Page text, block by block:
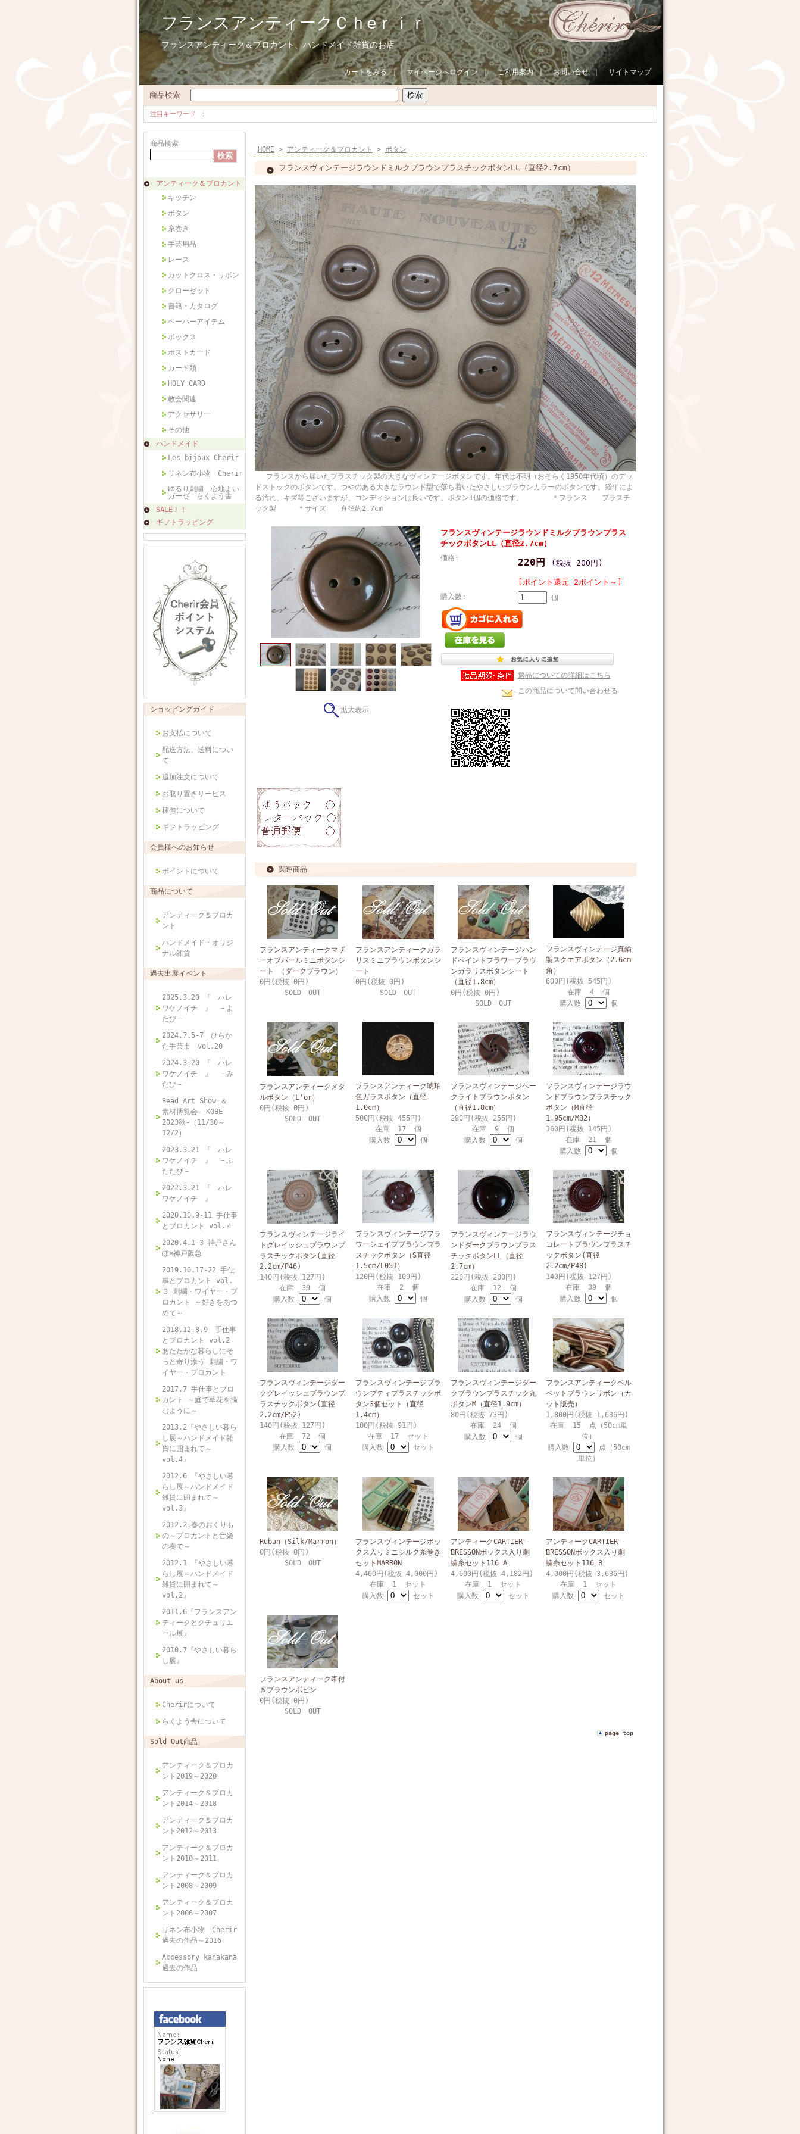
フランスアンティークＣｈeｒｉｒ
フランスアンティーク＆ブロカント、ハンドメイド雑貨のお店
カートをみる｜ マイページへログイン｜ ご利用案内｜ お問い合せ｜ サイトマップ
商品検索
注目キーワード
商品検索
アンティーク＆ブロカント
キッチン
ボタン
糸巻き
手芸用品
レース
カットクロス・リボン
クローゼット
書籍・カタログ
ペーパーアイテム
ボックス
ポストカード
カード類
HOLY CARD
教会関連
アクセサリー
その他
ハンドメイド
Les bijoux Cherir
リネン布小物 Cherir
ゆるり刺繍 心地よい
ガーゼ らくよう舎
SALE！！
ギフトラッピング
ショッピングガイド
お支払について
配送方法、送料につい
て
追加注文について
お取り置きサービス
梱包について
ギフトラッピング
会員様へのお知らせ
ポイントについて
商品について
アンティーク＆ブロカ
ント
ハンドメイド・オリジ
ナル雑貨
過去出展イベント
2025.3.20 『 ハレ
ワケノイチ 』 －よ
たび－
2024.7.5-7 ひらか
た手芸市 vol.20
2024.3.20 『 ハレ
ワケノイチ 』 －み
たび－
Bead Art Show ＆
素材博覧会 -KOBE
2023秋-（11/30～
12/2）
2023.3.21 『 ハレ
ワケノイチ 』 －ふ
たたび－
2022.3.21 『 ハレ
ワケノイチ 』
2020.10.9-11 手仕事
とブロカント vol.４
2020.4.1-3 神戸さん
ぽ×神戸阪急
2019.10.17-22 手仕
事とブロカント vol.
３ 刺繍・ワイヤー・ブ
ロカント ～好きをあつ
めて～
2018.12.8.9 手仕事
とブロカント vol.2
あたたかな暮らしにそ
っと寄り添う 刺繍・ワ
イヤー・ブロカント
2017.7 手仕事とブロ
カント ～庭で草花を摘
むように～
2013.2『やさしい暮ら
し展～ハンドメイド雑
貨に囲まれて～
vol.4』
2012.6 『やさしい暮
らし展～ハンドメイド
雑貨に囲まれて～
vol.3』
2012.2.春のおくりも
の～ブロカントと音楽
の奏で～
2012.1 『やさしい暮
らし展～ハンドメイド
雑貨に囲まれて～
vol.2』
2011.6『フランスアン
ティークとクチュリエ
ール展』
2010.7『やさしい暮ら
し展』
About us
Cherirについて
らくよう舎について
Sold Out商品
アンティーク＆ブロカ
ント2019～2020
アンティーク＆ブロカ
ント2014～2018
アンティーク＆ブロカ
ント2012～2013
アンティーク＆ブロカ
ント2010～2011
アンティーク＆ブロカ
ント2008～2009
アンティーク＆ブロカ
ント2006～2007
リネン布小物 Cherir
過去の作品～2016
Accessory kanakana
過去の作品
HOME> アンティーク＆ブロカント > ボタン
フランスヴィンテージラウンドミルクブラウンプラスチックボタンLL（直径2.7cm）
フランスから届いたプラスチック製の大きなヴィンテージボタンです。年代は不明（おそらく1950年代頃）のデッ
ドストックのボタンです。つやのある大きなラウンド型で落ち着いたやさしいブラウンカラーのボタンです。経年によ
る汚れ、キズ等ございますが、コンディションは良いです。ボタン1個の価格です。 ＊フランス プラスチ
ック製 ＊サイズ 直径約2.7cm
拡大表示
フランスヴィンテージラウンドミルクブラウンプラス
チックボタンLL（直径2.7cm）
価格: 220円 (税抜 200円)
[ポイント還元 2ポイント～]
購入数: 個
返品についての詳細はこちら
この商品について問い合わせる
関連商品
フランスアンティークマザ
ーオブパールミニボタンシ
ート （ダークブラウン）
0円(税抜 0円)
SOLD OUT
フランスアンティークガラ
リスミニブラウンボタンシ
ート
0円(税抜 0円)
SOLD OUT
フランスヴィンテージハン
ドペイントフラワーブラウ
ンガラリスボタンシート
（直径1.8cm）
0円(税抜 0円)
SOLD OUT
フランスヴィンテージ真鍮
製スクエアボタン（2.6cm
角）
600円(税抜 545円)
在庫 4 個
購入数
個
フランスアンティークメタ
ルボタン（L'or）
0円(税抜 0円)
SOLD OUT
フランスアンティーク琥珀
色ガラスボタン（直径
1.0cm）
500円(税抜 455円)
在庫 17 個
購入数
個
フランスヴィンテージベー
クライトブラウンボタン
（直径1.8cm）
280円(税抜 255円)
在庫 9 個
購入数
個
フランスヴィンテージラウ
ンドブラウンプラスチック
ボタン（M直径
1.95cm/M32）
160円(税抜 145円)
在庫 21 個
購入数
個
フランスヴィンテージライ
トグレイッシュブラウンプ
ラスチックボタン(直径
2.2cm/P46)
140円(税抜 127円)
在庫 39 個
購入数
個
フランスヴィンテージフラ
ワーシェイプブラウンプラ
スチックボタン（S直径
1.5cm/L051）
120円(税抜 109円)
在庫 2 個
購入数
個
フランスヴィンテージラウ
ンドダークブラウンプラス
チックボタンLL（直径
2.7cm）
220円(税抜 200円)
在庫 12 個
購入数
個
フランスヴィンテージチョ
コレートブラウンプラスチ
ックボタン(直径
2.2cm/P48)
140円(税抜 127円)
在庫 39 個
購入数
個
フランスヴィンテージダー
クグレイッシュブラウンプ
ラスチックボタン(直径
2.2cm/P52)
140円(税抜 127円)
在庫 72 個
購入数
個
フランスヴィンテージブラ
ウンプティプラスチックボ
タン3個セット（直径
1.4cm）
100円(税抜 91円)
在庫 17 セット
購入数
セット
フランスヴィンテージダー
クブラウンプラスチック丸
ボタンM（直径1.9cm）
80円(税抜 73円)
在庫 24 個
購入数
個
フランスアンティークベル
ベットブラウンリボン（カ
ット販売）
1,800円(税抜 1,636円)
在庫 15 点（50cm単
位）
購入数
点（50cm
単位）
Ruban（Silk/Marron）
0円(税抜 0円)
SOLD OUT
フランスヴィンテージボッ
クス入りミニシルク糸巻き
セットMARRON
4,400円(税抜 4,000円)
在庫 1 セット
購入数
セット
アンティークCARTIER-
BRESSONボックス入り刺
繍糸セット116 A
4,600円(税抜 4,182円)
在庫 1 セット
購入数
セット
アンティークCARTIER-
BRESSONボックス入り刺
繍糸セット116 B
4,000円(税抜 3,636円)
在庫 1 セット
購入数
セット
フランスアンティーク帯付
きブラウンボビン
0円(税抜 0円)
SOLD OUT
page top